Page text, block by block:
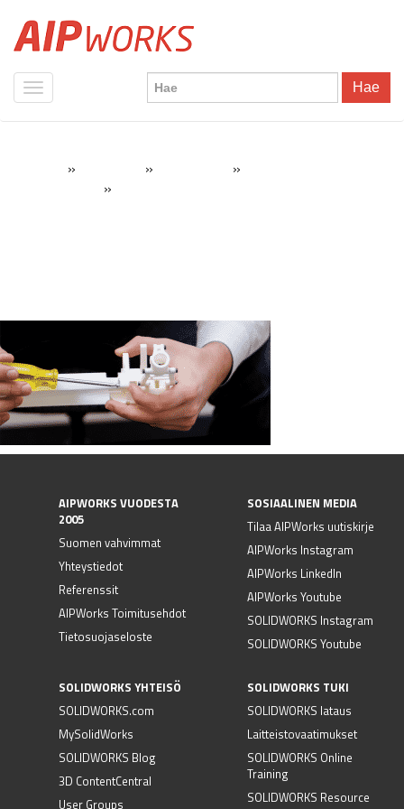
Hae
» » »
»
AIPWORKS VUODESTA
2005
Suomen vahvimmat
Yhteystiedot
Referenssit
AIPWorks Toimitusehdot
Tietosuojaseloste
SOSIAALINEN MEDIA
Tilaa AIPWorks uutiskirje
AIPWorks Instagram
AIPWorks LinkedIn
AIPWorks Youtube
SOLIDWORKS Instagram
SOLIDWORKS Youtube
SOLIDWORKS YHTEISÖ
SOLIDWORKS.com
MySolidWorks
SOLIDWORKS Blog
3D ContentCentral
User Groups
SOLIDWORKS TUKI
SOLIDWORKS lataus
Laitteistovaatimukset
SOLIDWORKS Online
Training
SOLIDWORKS Resource